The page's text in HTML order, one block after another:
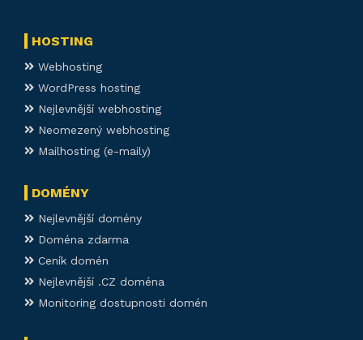
HOSTING
Webhosting
WordPress hosting
Nejlevnější webhosting
Neomezený webhosting
Mailhosting (e-maily)
DOMÉNY
Nejlevnější domény
Doména zdarma
Ceník domén
Nejlevnější .CZ doména
Monitoring dostupnosti domén